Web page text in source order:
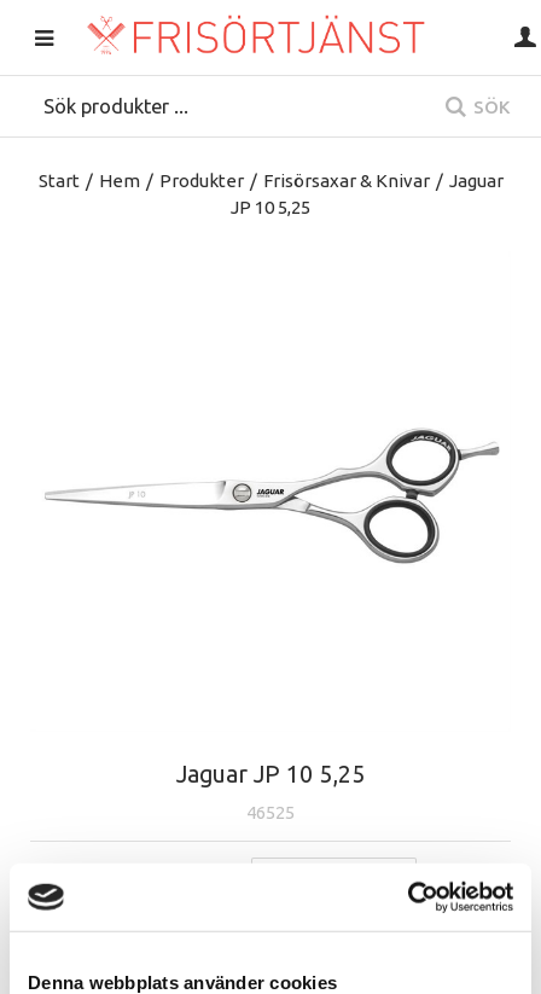
Denna webbplats använder cookies
SÖK
Start / Hem / Produkter / Frisörsaxar & Knivar / Jaguar
JP 10 5,25
Jaguar JP 10 5,25
46525